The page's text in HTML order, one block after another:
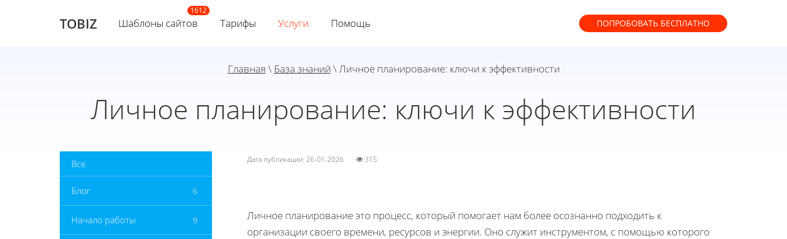
TOBIZ Шаблоны сайтов Тарифы Услуги Помощь ПОПРОБОВАТЬ БЕСПЛАТНО
Главная \ База знаний \ Личное планирование: ключи к эффективности
Личное планирование: ключи к эффективности
Все
Блог 6
Начало работы 9
Дата публикации: 26-01-2026 315
Личное планирование это процесс, который помогает нам более осознанно подходить к
организации своего времени, ресурсов и энергии. Оно служит инструментом, с помощью которого